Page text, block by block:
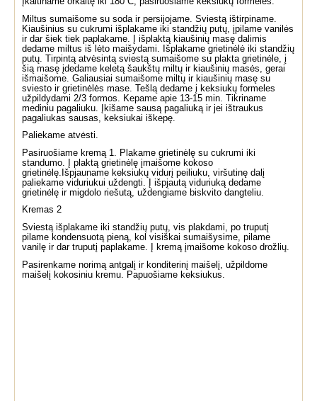
Miltus sumaišome su soda ir persijojame. Sviestą ištirpiname.
Kiaušinius su cukrumi išplakame iki standžių putų, įpilame vanilės
ir dar šiek tiek paplakame. Į išplaktą kiaušinių masę dalimis
dedame miltus iš lėto maišydami. Išplakame grietinėlė iki standžių
putų. Tirpintą atvėsintą sviestą sumaišome su plakta grietinėle, į
šią masę įdedame keletą šaukštų miltų ir kiaušinių masės, gerai
išmaišome. Galiausiai sumaišome miltų ir kiaušinių masę su
sviesto ir grietinėlės mase. Tešlą dedame į keksiukų formeles
užpildydami 2/3 formos. Kepame apie 13-15 min. Tikriname
mediniu pagaliuku. Įkišame sausą pagaliuką ir jei ištraukus
pagaliukas sausas, keksiukai iškepę.
Paliekame atvėsti.
Pasiruošiame kremą 1. Plakame grietinėlę su cukrumi iki
standumo. Į plaktą grietinėlę įmaišome kokoso
grietinėlę.Išpjauname keksiukų vidurį peiliuku, viršutinę dalį
paliekame viduriukui uždengti. Į išpjautą viduriuką dedame
grietinėlę ir migdolo riešutą, uždengiame biskvito dangteliu.
Kremas 2
Sviestą išplakame iki standžių putų, vis plakdami, po truputį
pilame kondensuotą pieną, kol visiškai sumaišysime, pilame
vanilę ir dar truputį paplakame. Į kremą įmaišome kokoso drožlių.
Pasirenkame norimą antgalį ir konditerinį maišelį, užpildome
maišelį kokosiniu kremu. Papuošiame keksiukus.